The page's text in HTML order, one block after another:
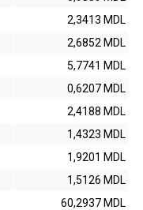
2,3413 MDL
2,6852 MDL
5,7741 MDL
0,6207 MDL
2,4188 MDL
1,4323 MDL
1,9201 MDL
1,5126 MDL
60,2937 MDL